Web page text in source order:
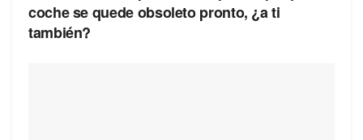
coche se quede obsoleto pronto, ¿a ti
también?